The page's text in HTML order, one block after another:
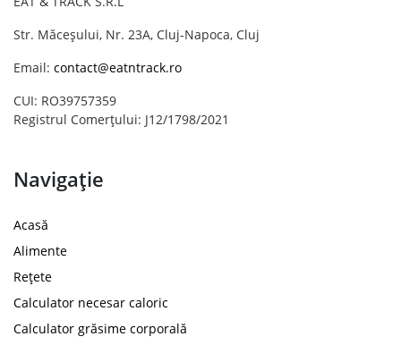
Str. Măceșului, Nr. 23A, Cluj-Napoca, Cluj
Email: contact@eatntrack.ro
CUI: RO39757359
Registrul Comerțului: J12/1798/2021
Navigație
Acasă
Alimente
Rețete
Calculator necesar caloric
Calculator grăsime corporală